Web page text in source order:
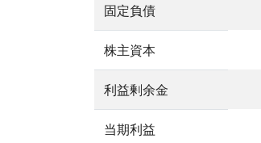
固定負債
株主資本
利益剰余金
当期利益